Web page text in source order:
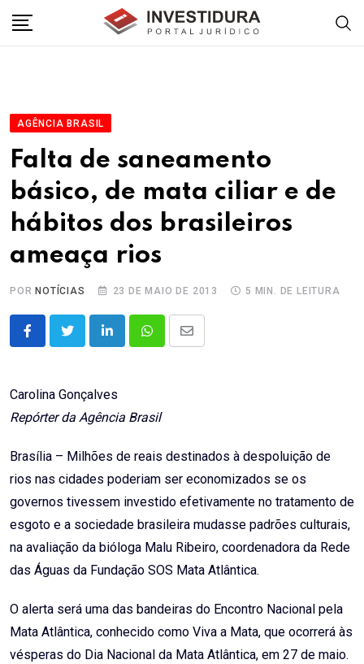
AGÊNCIA BRASIL
Falta de saneamento
básico, de mata ciliar e de
hábitos dos brasileiros
ameaça rios
POR NOTÍCIAS 23 DE MAIO DE 2013 5 MIN. DE LEITURA
LinkedInWhatsappShare
Carolina Gonçalves
Repórter da Agência Brasil
Brasília – Milhões de reais destinados à despoluição de
rios nas cidades poderiam ser economizados se os
governos tivessem investido efetivamente no tratamento de
esgoto e a sociedade brasileira mudasse padrões culturais,
na avaliação da bióloga Malu Ribeiro, coordenadora da Rede
das Águas da Fundação SOS Mata Atlântica.
O alerta será uma das bandeiras do Encontro Nacional pela
Mata Atlântica, conhecido como Viva a Mata, que ocorrerá às
vésperas do Dia Nacional da Mata Atlântica, em 27 de maio.